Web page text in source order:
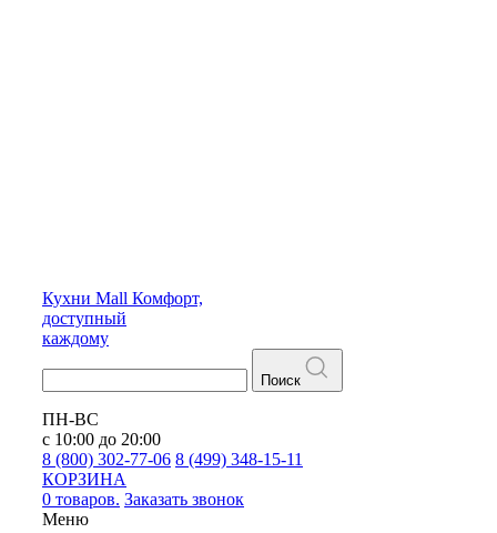
Кухни Mall Комфорт,
доступный
каждому
Поиск
ПН-ВС
с 10:00 до 20:00
8 (800) 302-77-06 8 (499) 348-15-11
КОРЗИНА
0 товаров. Заказать звонок
Меню